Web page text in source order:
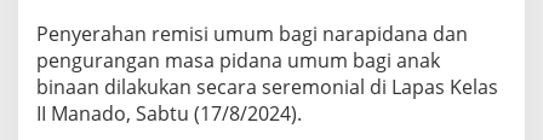
m
i
s
i
Penyerahan remisi umum bagi narapidana dan
pengurangan masa pidana umum bagi anak
binaan dilakukan secara seremonial di Lapas Kelas
II Manado, Sabtu (17/8/2024).